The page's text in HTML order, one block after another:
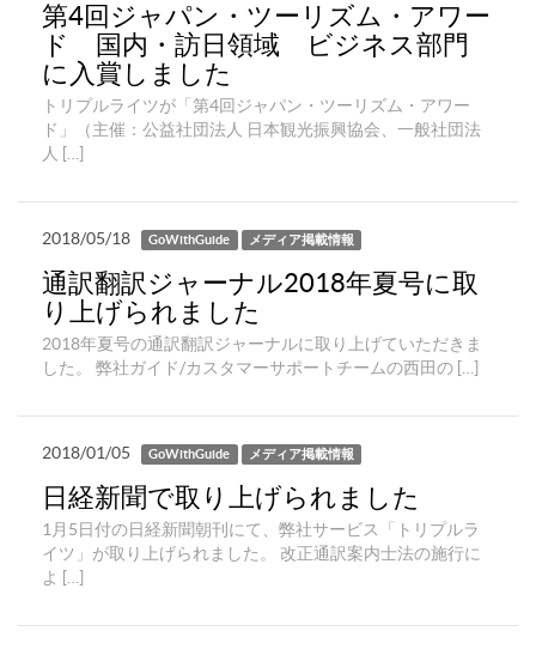
第4回ジャパン・ツーリズム・アワー
ド 国内・訪日領域 ビジネス部門
に入賞しました
トリプルライツが「第4回ジャパン・ツーリズム・アワー
ド」（主催：公益社団法人 日本観光振興協会、一般社団法
人 […]
2018/05/18 GoWithGuide メディア掲載情報
通訳翻訳ジャーナル2018年夏号に取
り上げられました
2018年夏号の通訳翻訳ジャーナルに取り上げていただきま
した。 弊社ガイド/カスタマーサポートチームの西田の […]
2018/01/05 GoWithGuide メディア掲載情報
日経新聞で取り上げられました
1月5日付の日経新聞朝刊にて、弊社サービス「トリプルラ
イツ」が取り上げられました。 改正通訳案内士法の施行に
よ […]